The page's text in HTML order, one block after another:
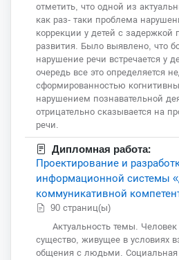
отметить, что одной из
как раз- таки проблема
коррекции у детей с задержкой
развития. Было выявлено, что
нарушение речи встречается у
очередь все это определяется
сформированностью
нарушением познавательной
отрицательно сказывается на
речи.
Дипломная работа:
Проектирование и
информационной системы
коммуникативной
90 страниц(ы)
Актуальность темы.
существо, живущее в условиях
общения с людьми. Социальная